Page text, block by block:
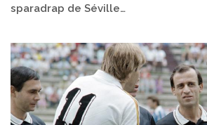
sparadrap de Séville…